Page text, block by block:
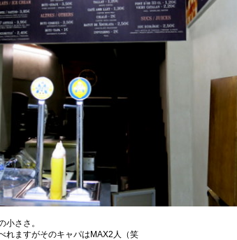
小ささ。
れますがそのキャパはMAX2人（笑